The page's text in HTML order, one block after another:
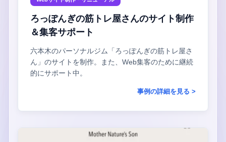
ろっぽんぎの筋トレ屋さんのサイト制作
＆集客サポート
六本木のパーソナルジム「ろっぽんぎの筋トレ屋さ
ん」のサイトを制作。また、Web集客のために継続
的にサポート中。
事例の詳細を見る >